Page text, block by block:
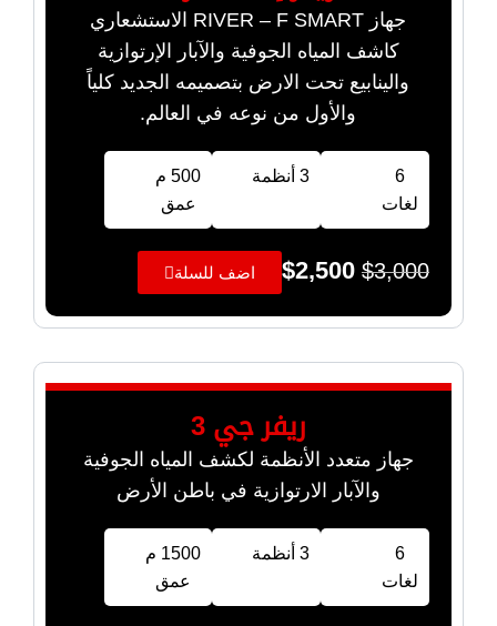
جهاز RIVER – F SMART الاستشعاري
كاشف المياه الجوفية والآبار الإرتوازية
والينابيع تحت الارض بتصميمه الجديد كلياً
والأول من نوعه في العالم.
6
لغات
3 أنظمة
500 م
عمق
$3,000
$2,500 اضف للسلة
ريفر جي 3
جهاز متعدد الأنظمة لكشف المياه الجوفية
والآبار الارتوازية في باطن الأرض
6
لغات
3 أنظمة
1500 م
عمق